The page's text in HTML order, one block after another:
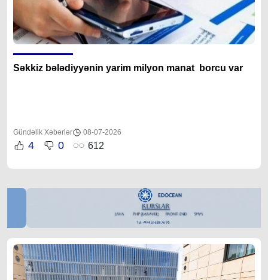
Səkkiz bələdiyyənin yarim milyon manat borcu var
Gündəlik Xəbərlər 08-07-2026
4 0 612